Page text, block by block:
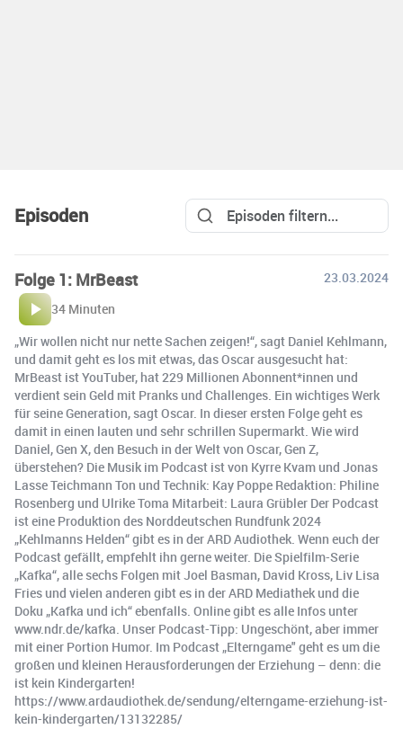
Episoden
Folge 1: MrBeast
23.03.2024
34 Minuten
„Wir wollen nicht nur nette Sachen zeigen!“, sagt Daniel Kehlmann,
und damit geht es los mit etwas, das Oscar ausgesucht hat:
MrBeast ist YouTuber, hat 229 Millionen Abonnent*innen und
verdient sein Geld mit Pranks und Challenges. Ein wichtiges Werk
für seine Generation, sagt Oscar. In dieser ersten Folge geht es
damit in einen lauten und sehr schrillen Supermarkt. Wie wird
Daniel, Gen X, den Besuch in der Welt von Oscar, Gen Z,
überstehen? Die Musik im Podcast ist von Kyrre Kvam und Jonas
Lasse Teichmann Ton und Technik: Kay Poppe Redaktion: Philine
Rosenberg und Ulrike Toma Mitarbeit: Laura Grübler Der Podcast
ist eine Produktion des Norddeutschen Rundfunk 2024
„Kehlmanns Helden“ gibt es in der ARD Audiothek. Wenn euch der
Podcast gefällt, empfehlt ihn gerne weiter. Die Spielfilm-Serie
„Kafka“, alle sechs Folgen mit Joel Basman, David Kross, Liv Lisa
Fries und vielen anderen gibt es in der ARD Mediathek und die
Doku „Kafka und ich“ ebenfalls. Online gibt es alle Infos unter
www.ndr.de/kafka. Unser Podcast-Tipp: Ungeschönt, aber immer
mit einer Portion Humor. Im Podcast „Elterngame" geht es um die
großen und kleinen Herausforderungen der Erziehung – denn: die
ist kein Kindergarten!
https://www.ardaudiothek.de/sendung/elterngame-erziehung-ist-
kein-kindergarten/13132285/